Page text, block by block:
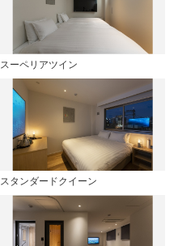
スーペリアツイン
スタンダードクイーン